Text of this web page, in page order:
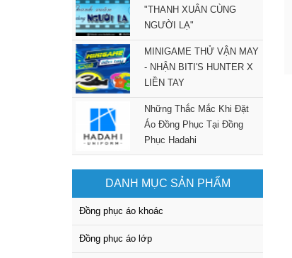
"THANH XUÂN CÙNG
NGƯỜI LẠ"
MINIGAME THỬ VẬN MAY
- NHẬN BITI'S HUNTER X
LIỀN TAY
Những Thắc Mắc Khi Đặt
Áo Đồng Phục Tại Đồng
Phục Hadahi
DANH MỤC SẢN PHẨM
Đồng phục áo khoác
Đồng phục áo lớp